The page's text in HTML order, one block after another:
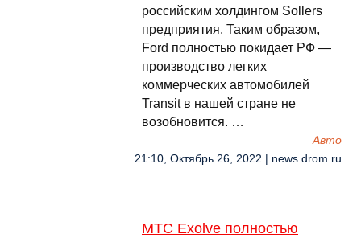
российским холдингом Sollers
предприятия. Таким образом,
Ford полностью покидает РФ —
производство легких
коммерческих автомобилей
Transit в нашей стране не
возобновится. …
Авто
21:10, Октябрь 26, 2022 | news.drom.ru
МТС Exolve полностью